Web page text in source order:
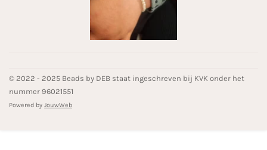
© 2022 - 2025 Beads by DEB staat ingeschreven bij KVK onder het
nummer 96021551
Powered by JouwWeb